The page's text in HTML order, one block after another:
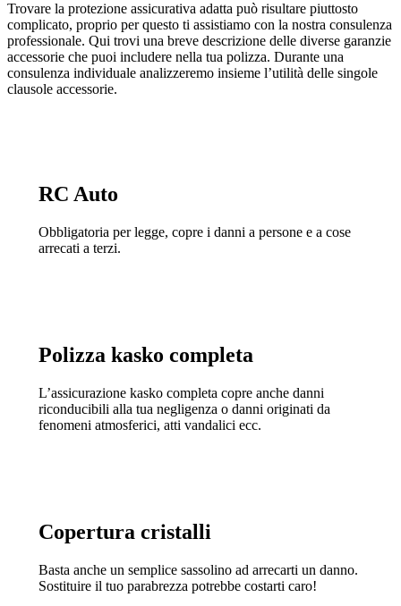
Trovare la protezione assicurativa adatta può risultare piuttosto
complicato, proprio per questo ti assistiamo con la nostra consulenza
professionale. Qui trovi una breve descrizione delle diverse garanzie
accessorie che puoi includere nella tua polizza. Durante una
consulenza individuale analizzeremo insieme l’utilità delle singole
clausole accessorie.
RC Auto
Obbligatoria per legge, copre i danni a persone e a cose
arrecati a terzi.
Polizza kasko completa
L’assicurazione kasko completa copre anche danni
riconducibili alla tua negligenza o danni originati da
fenomeni atmosferici, atti vandalici ecc.
Copertura cristalli
Basta anche un semplice sassolino ad arrecarti un danno.
Sostituire il tuo parabrezza potrebbe costarti caro!